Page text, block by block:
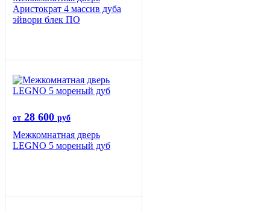
Аристократ 4 массив дуба
эйвори блек ПО
от 28 600 руб
Межкомнатная дверь
LEGNO 5 мореный дуб